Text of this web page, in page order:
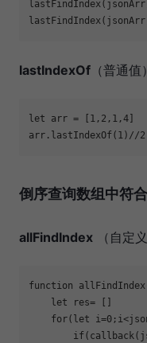
lastIndexOf （普通值）
let arr = [ 1 , 2 , 1 ,4
arr.lastIndexOf( 1 ) //2
倒序查询数组中符
allFindIndex （自定
function allFindIndex
let
for( let i=0
if